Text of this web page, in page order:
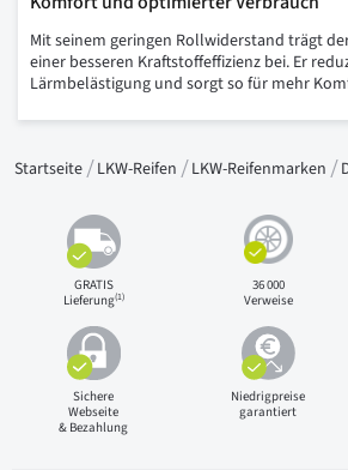
Mit seinem geringen Rollwiderstand trägt
einer besseren Kraftstoffeffizienz bei. Er
Lärmbelästigung und sorgt so für mehr
Startseite LKW-Reifen LKW-Reifenmarken
GRATIS
Lieferung(1)
36 000
Verweise
Sichere
Webseite
& Bezahlung
Niedrigpreise
garantiert